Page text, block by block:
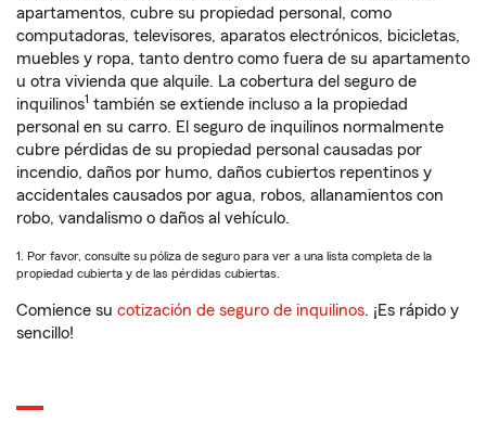
apartamentos, cubre su propiedad personal, como
computadoras, televisores, aparatos electrónicos, bicicletas,
muebles y ropa, tanto dentro como fuera de su apartamento
u otra vivienda que alquile. La cobertura del seguro de
inquilinos1 también se extiende incluso a la propiedad
personal en su carro. El seguro de inquilinos normalmente
cubre pérdidas de su propiedad personal causadas por
incendio, daños por humo, daños cubiertos repentinos y
accidentales causados por agua, robos, allanamientos con
robo, vandalismo o daños al vehículo.
1. Por favor, consulte su póliza de seguro para ver a una lista completa de la
propiedad cubierta y de las pérdidas cubiertas.
Comience su cotización de seguro de inquilinos. ¡Es rápido y
sencillo!